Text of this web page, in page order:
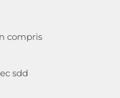
compris
sdd